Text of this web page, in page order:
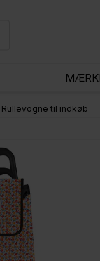
Rullevogne til indkøb